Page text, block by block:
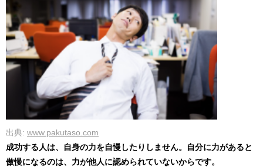
出典: www.pakutaso.com
成功する人は、自身の力を自慢したりしません。自分に力があると
傲慢になるのは、力が他人に認められていないからです。